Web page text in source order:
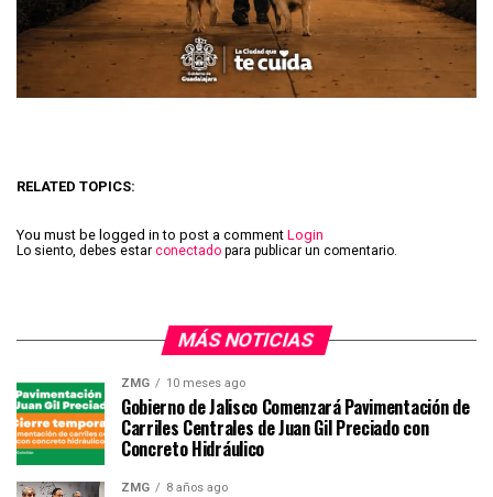
RELATED TOPICS:
You must be logged in to post a comment Login
Lo siento, debes estar conectado para publicar un comentario.
MÁS NOTICIAS
ZMG 10 meses ago
Gobierno de Jalisco Comenzará Pavimentación de
Carriles Centrales de Juan Gil Preciado con
Concreto Hidráulico
ZMG 8 años ago